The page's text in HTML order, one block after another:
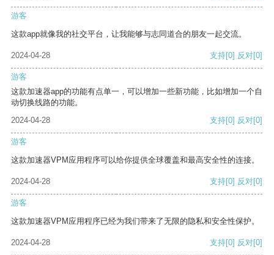
游客
这款app就像我的社交平台，让我能够与志同道合的朋友一起交流。
2024-04-28 支持[0] 反对[0]
游客
这款加速器app的功能有点单一，可以增加一些新功能，比如增加一个自
动切换线路的功能。
2024-04-28
支持[0] 反对[0]
游客
这款加速器VPM应用程序可以给你提供全球覆盖和最高安全性的连接。
2024-04-28 支持[0] 反对[0]
游客
这款加速器VPM应用程序已经为我们带来了无限的隐私和安全性保护。
2024-04-28 支持[0] 反对[0]